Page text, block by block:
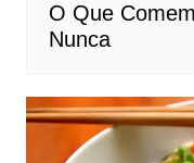
O Que
Nunca